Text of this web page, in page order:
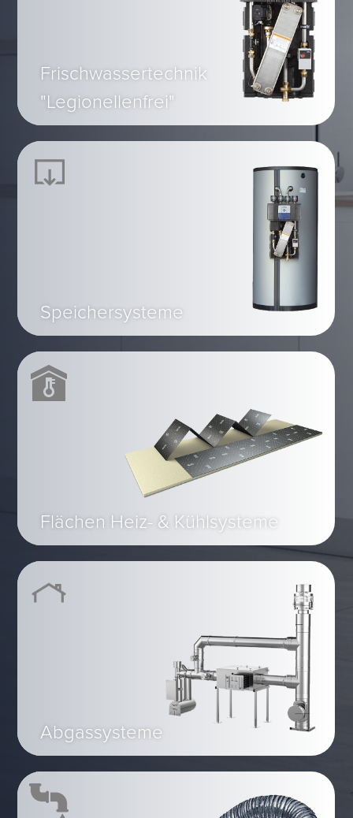
Frischwassertechnik
"Legionellenfrei"
Speichersysteme
Flächen Heiz- & Kühlsysteme
Abgassysteme